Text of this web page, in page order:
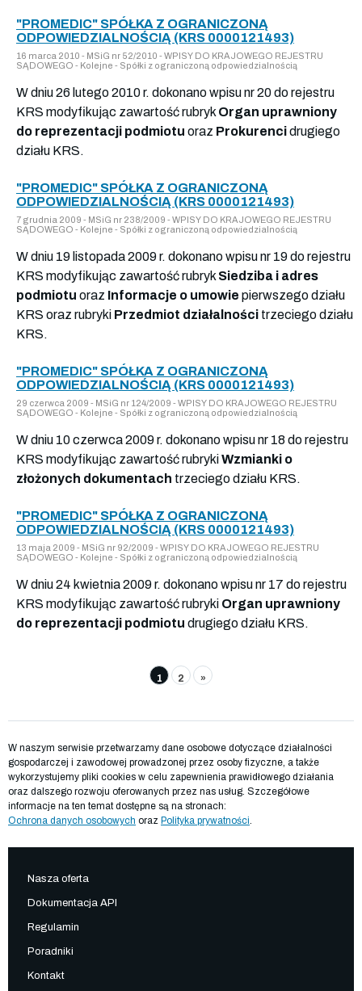
"PROMEDIC" SPÓŁKA Z OGRANICZONĄ
ODPOWIEDZIALNOŚCIĄ (KRS 0000121493)
16 marca 2010 - MSiG nr 52/2010 - WPISY DO KRAJOWEGO REJESTRU
SĄDOWEGO - Kolejne - Spółki z ograniczoną odpowiedzialnością
W dniu 26 lutego 2010 r. dokonano wpisu nr 20 do rejestru
KRS modyfikując zawartość rubryk Organ uprawniony
do reprezentacji podmiotu oraz Prokurencidrugiego
działu KRS.
"PROMEDIC" SPÓŁKA Z OGRANICZONĄ
ODPOWIEDZIALNOŚCIĄ (KRS 0000121493)
7 grudnia 2009 - MSiG nr 238/2009 - WPISY DO KRAJOWEGO REJESTRU
SĄDOWEGO - Kolejne - Spółki z ograniczoną odpowiedzialnością
W dniu 19 listopada 2009 r. dokonano wpisu nr 19 do rejestru
KRS modyfikując zawartość rubryk Siedziba i adres
podmiotu oraz Informacje o umowie pierwszego działu
KRS oraz rubryki Przedmiot działalności trzeciego działu
KRS.
"PROMEDIC" SPÓŁKA Z OGRANICZONĄ
ODPOWIEDZIALNOŚCIĄ (KRS 0000121493)
29 czerwca 2009 - MSiG nr 124/2009 - WPISY DO KRAJOWEGO REJESTRU
SĄDOWEGO - Kolejne - Spółki z ograniczoną odpowiedzialnością
W dniu 10 czerwca 2009 r. dokonano wpisu nr 18 do rejestru
KRS modyfikując zawartość rubrykiWzmianki o
złożonych dokumentach trzeciego działu KRS.
"PROMEDIC" SPÓŁKA Z OGRANICZONĄ
ODPOWIEDZIALNOŚCIĄ (KRS 0000121493)
13 maja 2009 - MSiG nr 92/2009 - WPISY DO KRAJOWEGO REJESTRU
SĄDOWEGO - Kolejne - Spółki z ograniczoną odpowiedzialnością
W dniu 24 kwietnia 2009 r. dokonano wpisu nr 17 do rejestru
KRS modyfikując zawartość rubryki Organ uprawniony
do reprezentacji podmiotu drugiego działu KRS.
1 2 »
W naszym serwisie przetwarzamy dane osobowe dotyczące działalności
gospodarczej i zawodowej prowadzonej przez osoby fizyczne, a także
wykorzystujemy pliki cookies w celu zapewnienia prawidłowego działania
oraz dalszego rozwoju oferowanych przez nas usług. Szczegółowe
informacje na ten temat dostępne są na stronach:
Ochrona danych osobowych oraz Polityka prywatności
Nasza oferta
Dokumentacja API
Regulamin
Poradniki
Kontakt